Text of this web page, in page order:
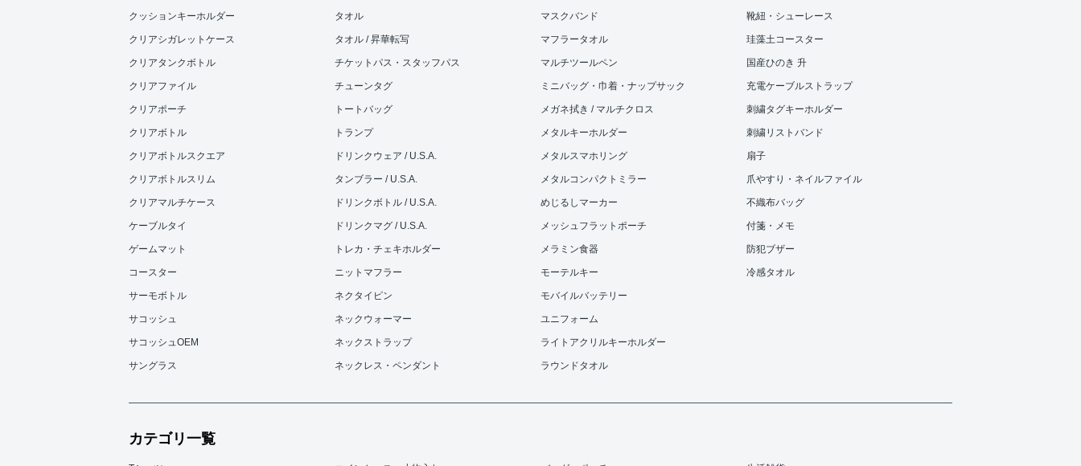
クッションキーホルダー
クリアシガレットケース
クリアタンクボトル
クリアファイル
クリアポーチ
クリアボトル
クリアボトルスクエア
クリアボトルスリム
クリアマルチケース
ケーブルタイ
ゲームマット
コースター
サーモボトル
サコッシュ
サコッシュOEM
サングラス
タオル
タオル / 昇華転写
チケットパス・スタッフパス
チューンタグ
トートバッグ
トランプ
ドリンクウェア / U.S.A.
タンブラー / U.S.A.
ドリンクボトル / U.S.A.
ドリンクマグ / U.S.A.
トレカ・チェキホルダー
ニットマフラー
ネクタイピン
ネックウォーマー
ネックストラップ
ネックレス・ペンダント
マスクバンド
マフラータオル
マルチツールペン
ミニバッグ・巾着・ナップサック
メガネ拭き / マルチクロス
メタルキーホルダー
メタルスマホリング
メタルコンパクトミラー
めじるしマーカー
メッシュフラットポーチ
メラミン食器
モーテルキー
モバイルバッテリー
ユニフォーム
ライトアクリルキーホルダー
ラウンドタオル
靴紐・シューレース
珪藻土コースター
国産ひのき 升
充電ケーブルストラップ
刺繍タグキーホルダー
刺繍リストバンド
扇子
爪やすり・ネイルファイル
不織布バッグ
付箋・メモ
防犯ブザー
冷感タオル
カテゴリ一覧